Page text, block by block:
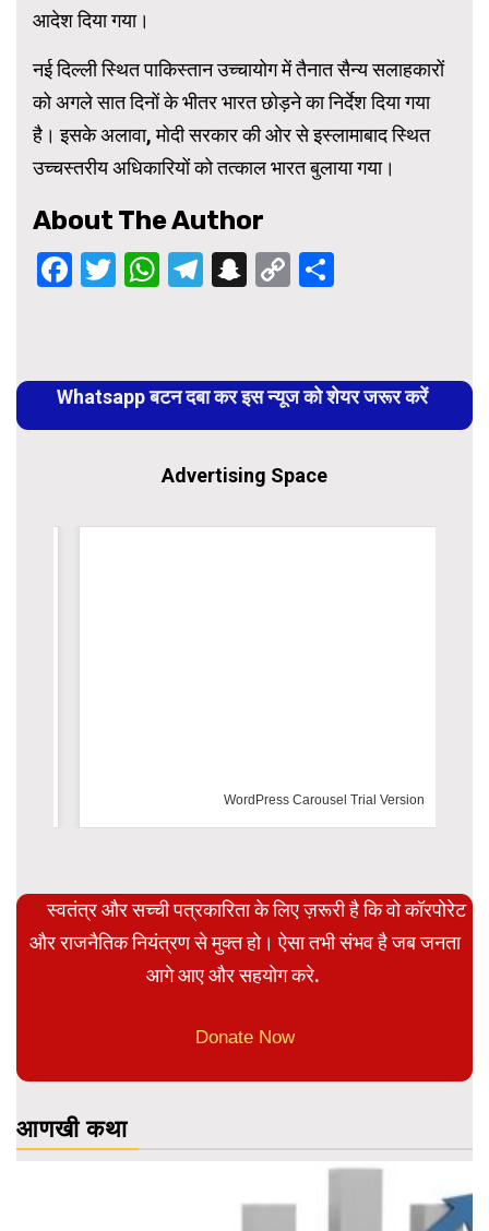
आदेश दिया गया।
नई दिल्ली स्थित पाकिस्तान उच्चायोग में तैनात सैन्य सलाहकारों
को अगले सात दिनों के भीतर भारत छोड़ने का निर्देश दिया गया
है। इसके अलावा, मोदी सरकार की ओर से इस्लामाबाद स्थित
उच्चस्तरीय अधिकारियों को तत्काल भारत बुलाया गया।
About The Author
Facebook
Twitter
WhatsApp
Telegram
Snapchat
Copy
Reading
Whatsapp बटन दबा कर इस न्यूज को शेयर जरूर करें
Advertising Space
WordPress Carousel Trial Version
स्वतंत्र और सच्ची पत्रकारिता के लिए ज़रूरी है कि वो कॉरपोरेट
और राजनैतिक नियंत्रण से मुक्त हो। ऐसा तभी संभव है जब जनता
आगे आए और सहयोग करे.
Donate Now
आणखी कथा